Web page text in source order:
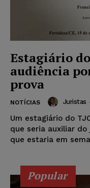
Estagiário
audiência
prova
NOTÍCIAS Juristas
Um estagiário do
que seria auxiliar
que estaria em
Popular